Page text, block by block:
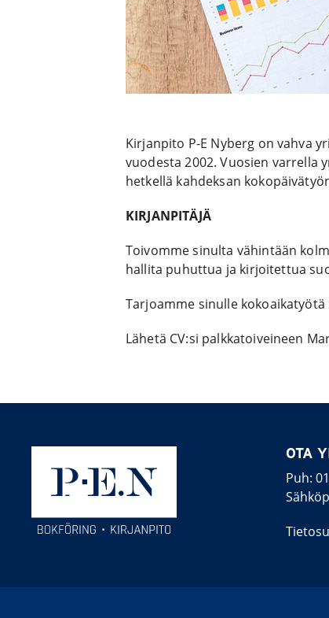
Kirjanpito P-E Nyberg on vahva
vuodesta 2002. Vuosien varrella
hetkellä kahdeksan
KIRJANPITÄJÄ
Toivomme sinulta vähintään
hallita puhuttua ja kirjoitettua
Tarjoamme sinulle
Lähetä CV:si palkkatoiveineen
OTA
Puh: